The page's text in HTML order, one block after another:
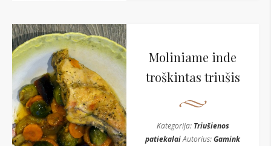
Moliniame inde
troškintas triušis
Kategorija: Triušienos
patiekalaiAutorius:Gamink